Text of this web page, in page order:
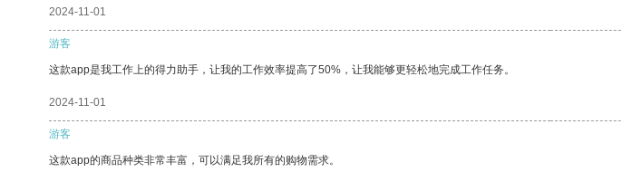
2024-11-01
游客
这款app是我工作上的得力助手，让我的工作效率提高了50%，让我能够更轻松地完成工作任务。
2024-11-01
游客
这款app的商品种类非常丰富，可以满足我所有的购物需求。